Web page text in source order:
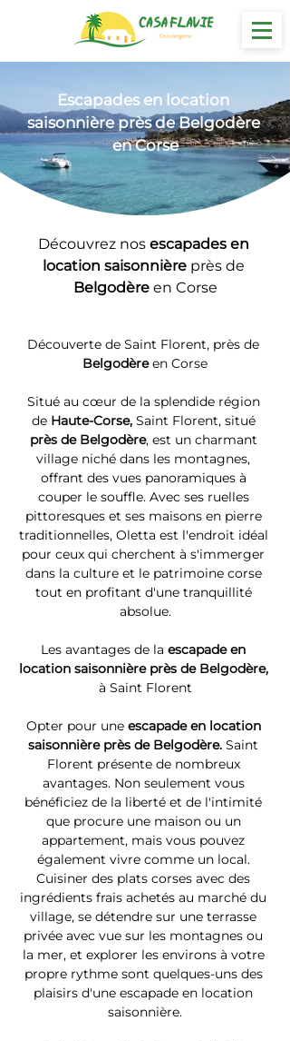
Escapades en location
saisonnière près de Belgodère
en Corse
Découvrez nos escapades en
location saisonnière près de
Belgodère en Corse
Découverte de Saint Florent, près de
Belgodère en Corse
Situé au cœur de la splendide région
de Haute-Corse, Saint Florent, situé
près de Belgodère, est un charmant
village niché dans les montagnes,
offrant des vues panoramiques à
couper le souffle. Avec ses ruelles
pittoresques et ses maisons en pierre
traditionnelles, Oletta est l'endroit idéal
pour ceux qui cherchent à s'immerger
dans la culture et le patrimoine corse
tout en profitant d'une tranquillité
absolue.
Les avantages de la escapade en
location saisonnière près de Belgodère,
à Saint Florent
Opter pour une escapade en location
saisonnière près de Belgodère. Saint
Florent présente de nombreux
avantages. Non seulement vous
bénéficiez de la liberté et de l'intimité
que procure une maison ou un
appartement, mais vous pouvez
également vivre comme un local.
Cuisiner des plats corses avec des
ingrédients frais achetés au marché du
village, se détendre sur une terrasse
privée avec vue sur les montagnes ou
la mer, et explorer les environs à votre
propre rythme sont quelques-uns des
plaisirs d'une escapade en location
saisonnière.